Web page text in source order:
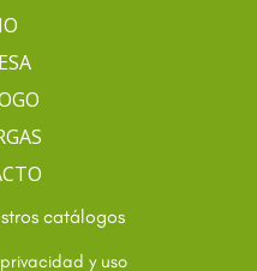
catálogos
y uso